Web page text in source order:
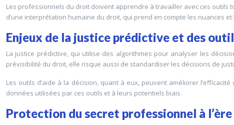
Les professionnels du droit doivent apprendre à travailler avec ces outils
d’une interprétation humaine du droit, qui prend en compte les nuances
Enjeux de la justice prédictive et des
La justice prédictive, qui utilise des algorithmes pour analyser les
prévisibilité du droit, elle risque aussi de standardiser les décisions de
Les outils d’aide à la décision, quant à eux, peuvent améliorer
données utilisées par ces outils et à leurs potentiels biais.
Protection du secret professionnel à